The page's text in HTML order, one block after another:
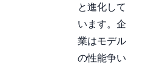
と進化して
います。企
業はモデル
の性能争い